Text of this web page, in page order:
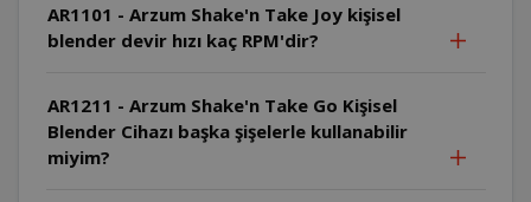
AR1101 - Arzum Shake'n Take Joy kişisel
blender devir hızı kaç RPM'dir?
AR1211 - Arzum Shake'n Take Go Kişisel
Blender Cihazı başka şişelerle kullanabilir
miyim?